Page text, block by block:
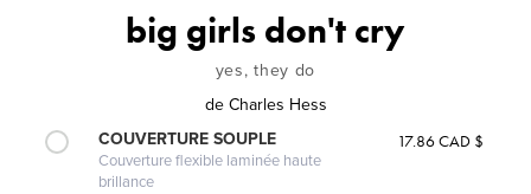
big girls don't cry
yes, they do
de Charles Hess
COUVERTURE SOUPLE
Couverture flexible laminée haute
brillance
17.86 CAD $